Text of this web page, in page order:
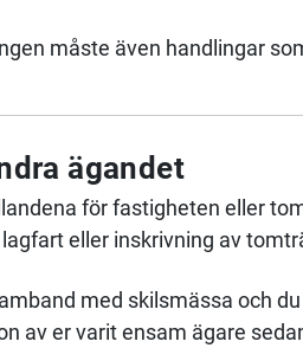
måste även handlingar
ägandet
för fastigheten eller
eller inskrivning av
med skilsmässa och
av er varit ensam ägare